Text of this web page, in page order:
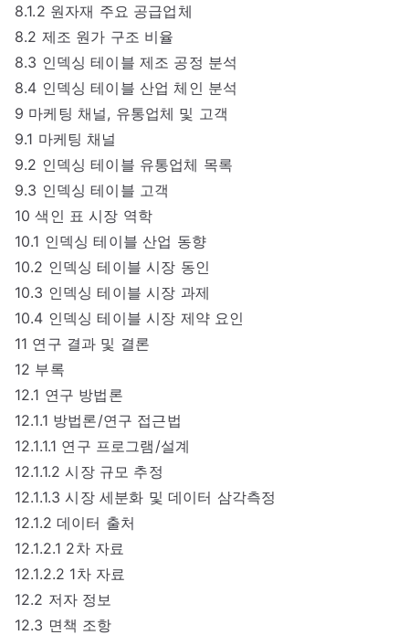
8.1.2 원자재 주요 공급업체
8.2 제조 원가 구조 비율
8.3 인덱싱 테이블 제조 공정 분석
8.4 인덱싱 테이블 산업 체인 분석
9 마케팅 채널, 유통업체 및 고객
9.1 마케팅 채널
9.2 인덱싱 테이블 유통업체 목록
9.3 인덱싱 테이블 고객
10 색인 표 시장 역학
10.1 인덱싱 테이블 산업 동향
10.2 인덱싱 테이블 시장 동인
10.3 인덱싱 테이블 시장 과제
10.4 인덱싱 테이블 시장 제약 요인
11 연구 결과 및 결론
12 부록
12.1 연구 방법론
12.1.1 방법론/연구 접근법
12.1.1.1 연구 프로그램/설계
12.1.1.2 시장 규모 추정
12.1.1.3 시장 세분화 및 데이터 삼각측정
12.1.2 데이터 출처
12.1.2.1 2차 자료
12.1.2.2 1차 자료
12.2 저자 정보
12.3 면책 조항